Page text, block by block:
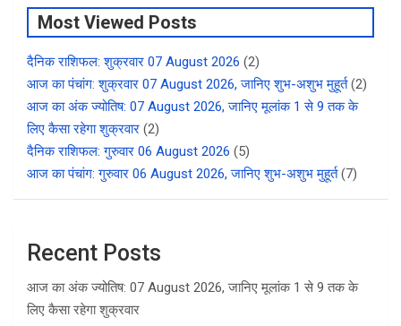
Most Viewed Posts
दैनिक राशिफल: शुक्रवार 07 August 2026 (2)
आज का पंचांग: शुक्रवार 07 August 2026, जानिए शुभ-अशुभ मुहूर्त (2)
आज का अंक ज्योतिष: 07 August 2026, जानिए मूलांक 1 से 9 तक के
लिए कैसा रहेगा शुक्रवार (2)
दैनिक राशिफल: गुरुवार 06 August 2026 (5)
आज का पंचांग: गुरुवार 06 August 2026, जानिए शुभ-अशुभ मुहूर्त (7)
Recent Posts
आज का अंक ज्योतिष: 07 August 2026, जानिए मूलांक 1 से 9 तक के
लिए कैसा रहेगा शुक्रवार